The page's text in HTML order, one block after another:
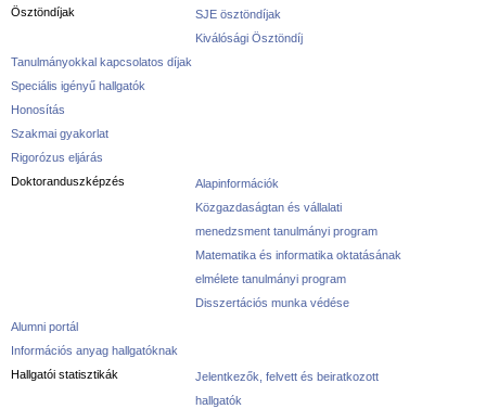
Ösztöndíjak
SJE ösztöndíjak
Kiválósági Ösztöndíj
Tanulmányokkal kapcsolatos díjak
Speciális igényű hallgatók
Honosítás
Szakmai gyakorlat
Rigorózus eljárás
Doktoranduszképzés
Alapinformációk
Közgazdaságtan és vállalati
menedzsment tanulmányi program
Matematika és informatika oktatásának
elmélete tanulmányi program
Disszertációs munka védése
Alumni portál
Információs anyag hallgatóknak
Hallgatói statisztikák
Jelentkezők, felvett és beiratkozott
hallgatók